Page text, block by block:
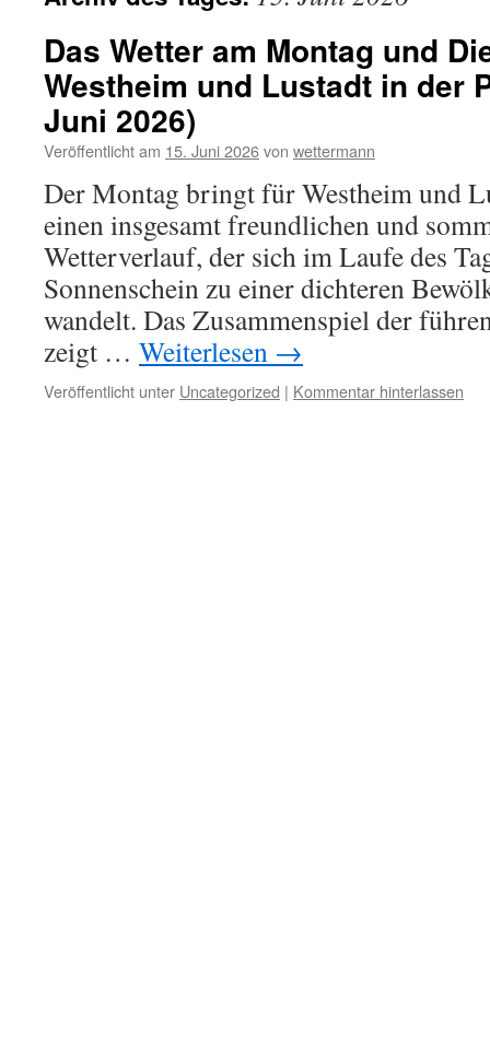
Das Wetter am Montag und
Westheim und Lustadt in der
Juni 2026)
Veröffentlicht am 15. Juni 2026von wettermann
Der Montag bringt für Westheim und
einen insgesamt freundlichen und
Wetterverlauf, der sich im Laufe des
Sonnenschein zu einer dichteren
wandelt. Das Zusammenspiel der
zeigt … Weiterlesen →
Veröffentlicht unter Uncategorized | Kommentar hinterlassen